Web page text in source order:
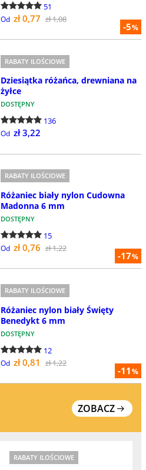
-5%
51
Od zł 0,77 zł 1,08
RABATY ILOŚCIOWE
Dziesiątka różańca, drewniana na
żyłce
DOSTĘPNY
136
Od zł 3,22
-17%
RABATY ILOŚCIOWE
Różaniec biały nylon Cudowna
Madonna 6 mm
DOSTĘPNY
15
Od zł 0,76 zł 1,22
-11%
RABATY ILOŚCIOWE
Różaniec nylon biały Święty
Benedykt 6 mm
DOSTĘPNY
12
Od zł 0,81 zł 1,22
ZOBACZ
RABATY ILOŚCIOWE